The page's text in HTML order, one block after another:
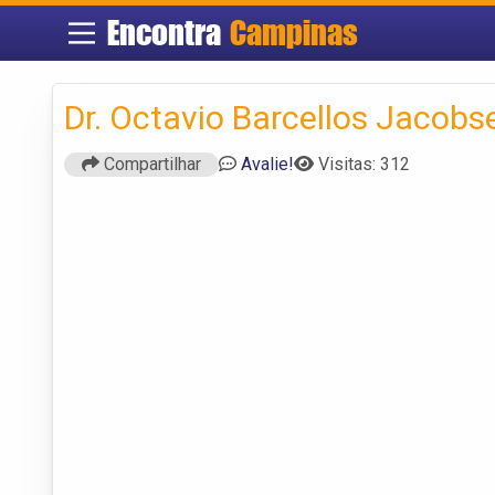
EncontraCampinas
Dr. Octavio Barcellos
Compartilhar Avalie! Visitas: 312